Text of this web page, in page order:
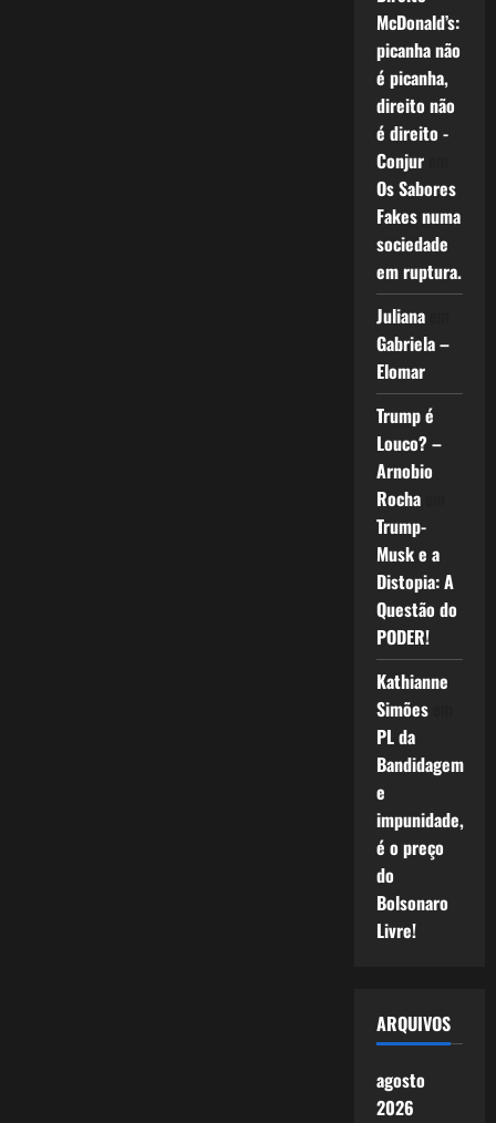
McDonald’s:
picanha não
é picanha,
direito não
é direito -
Conjurem
Os Sabores
Fakes numa
sociedade
em ruptura.
Julianaem
Gabriela –
Elomar
Trump é
Louco? –
Arnobio
Rochaem
Trump-
Musk e a
Distopia: A
Questão do
PODER!
Kathianne
Simõesem
PL da
Bandidagem
e
impunidade,
é o preço
do
Bolsonaro
Livre!
ARQUIVOS
agosto
2026